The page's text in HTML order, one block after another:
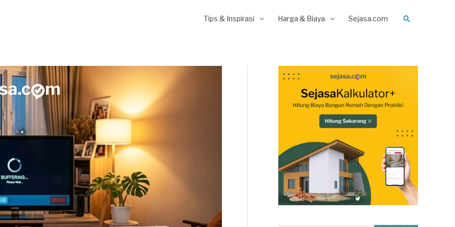
Tips & Inspirasi Harga & Biaya Sejasa.com Search